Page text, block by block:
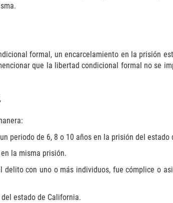
formal, un encarcelamiento en la prisión
que la libertad condicional formal no se
periodo de 6, 8 o 10 años en la prisión del estado
la misma prisión.
con uno o más individuos, fue cómplice o
estado de California.